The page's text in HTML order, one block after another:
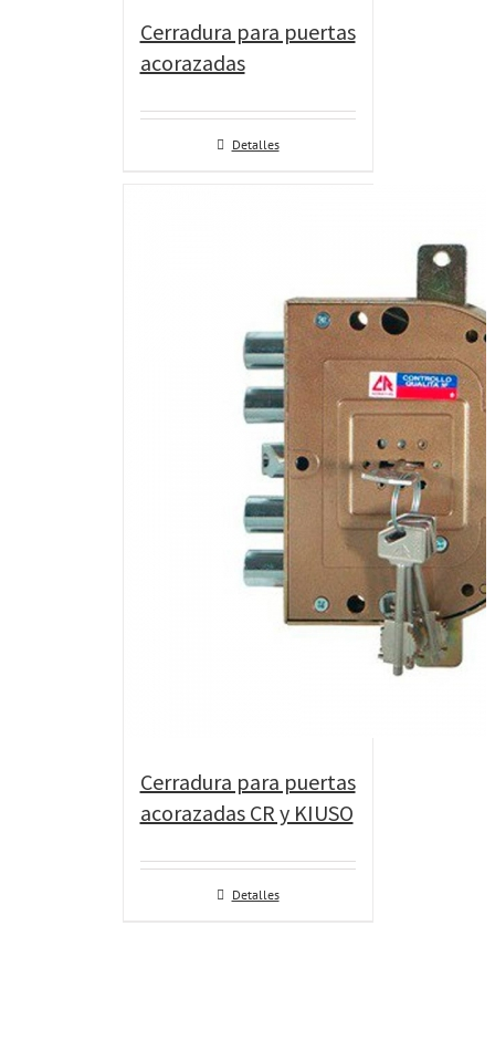
Cerradura para puertas
acorazadas
Detalles
Cerradura para puertas
acorazadas CR y KIUSO
Detalles